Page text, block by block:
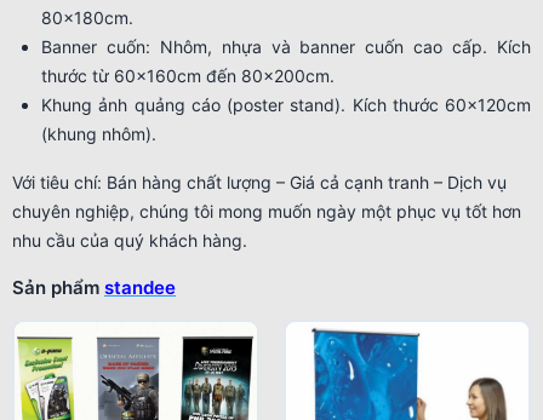
80x180cm.
Banner cuốn: Nhôm, nhựa và banner cuốn cao cấp. Kích
thước từ 60x160cm đến 80x200cm.
Khung ảnh quảng cáo (poster stand). Kích thước 60x120cm
(khung nhôm).
Với tiêu chí: Bán hàng chất lượng – Giá cả cạnh tranh – Dịch vụ
chuyên nghiệp, chúng tôi mong muốn ngày một phục vụ tốt hơn
nhu cầu của quý khách hàng.
Sản phẩm standee